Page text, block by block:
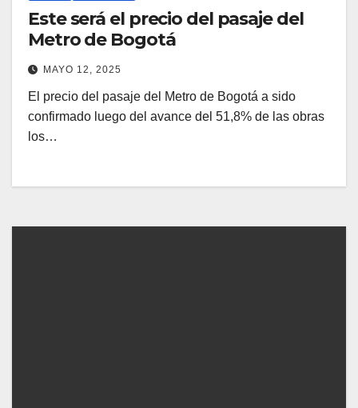
Este será el precio del pasaje del
Metro de Bogotá
MAYO 12, 2025
El precio del pasaje del Metro de Bogotá a sido
confirmado luego del avance del 51,8% de las obras
los…